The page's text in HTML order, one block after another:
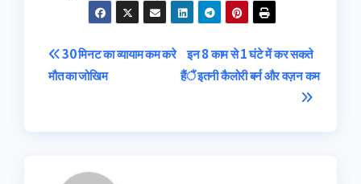
Post
navigation
इन 8 काम से 1 घंटे में कर सकते
हैं इतनी कैलोरी बर्न और वज़न कम
30 मिनट का व्यायाम कम करे
मौत का जोखिम